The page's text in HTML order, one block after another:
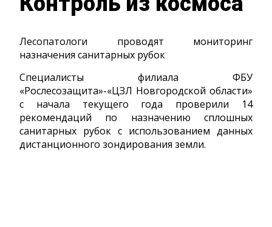
Лесопатологи проводят мониторинг
назначения санитарных рубок
Специалисты филиала ФБУ
«Рослесозащита»-«ЦЗЛ Новгородской области»
с начала текущего года проверили 14
рекомендаций по назначению сплошных
санитарных рубок с использованием данных
дистанционного зондирования земли.